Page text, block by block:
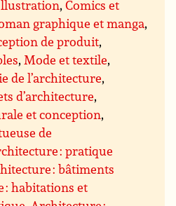
,Comics et
graphique et manga,
de produit,
,Mode et textile,
de l’architecture,
d’architecture,
et conception,
de
: pratique
: bâtiments
: habitations et